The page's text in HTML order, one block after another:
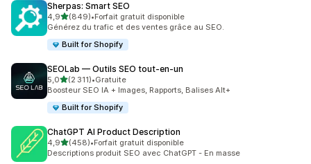
Sherpas: Smart SEO
4,9étoile(s) sur 5
(849)
849 avis au total
•Forfait gratuit disponible
Générez du trafic et des ventes grâce au SEO.
Built for Shopify
SEOLab — Outils SEO tout‑en‑un
5,0étoile(s) sur 5
(2 311)
2311 avis au total
•Gratuite
Boosteur SEO IA + Images, Rapports, Balises Alt+
Built for Shopify
ChatGPT AI Product Description
4,9étoile(s) sur 5
(458)
458 avis au total
•Forfait gratuit disponible
Descriptions produit SEO avec ChatGPT - En masse